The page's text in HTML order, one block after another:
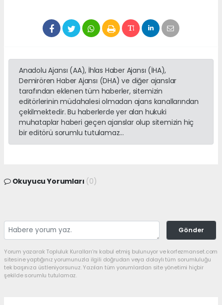
Anadolu Ajansı (AA), İhlas Haber Ajansı (İHA),
Demirören Haber Ajansı (DHA) ve diğer ajanslar
tarafından eklenen tüm haberler, sitemizin
editörlerinin müdahalesi olmadan ajans kanallarından
çekilmektedir. Bu haberlerde yer alan hukuki
muhataplar haberi geçen ajanslar olup sitemizin hiç
bir editörü sorumlu tutulamaz...
Okuyucu Yorumları (0)
Gönder
Yorum yazarak Topluluk Kuralları’nı kabul etmiş bulunuyor ve korfezmanset.com
sitesine yaptığınız yorumunuzla ilgili doğrudan veya dolaylı tüm sorumluluğu
tek başınıza üstleniyorsunuz. Yazılan tüm yorumlardan site yönetimi hiçbir
şekilde sorumlu tutulamaz.